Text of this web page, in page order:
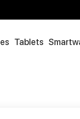
Tablets